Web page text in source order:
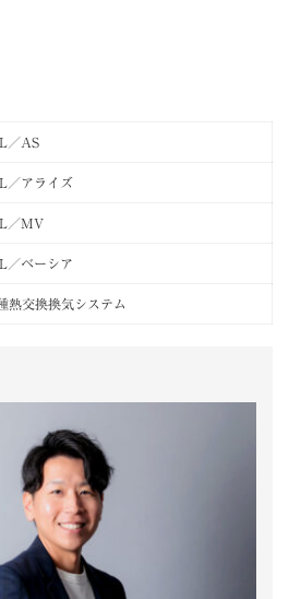
／AS
／アライズ
／MV
ベーシア
熱交換換気システム